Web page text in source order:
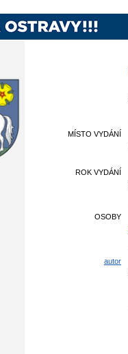
MÍSTO VYDÁNÍ
ROK VYDÁNÍ
OSOBY
autor